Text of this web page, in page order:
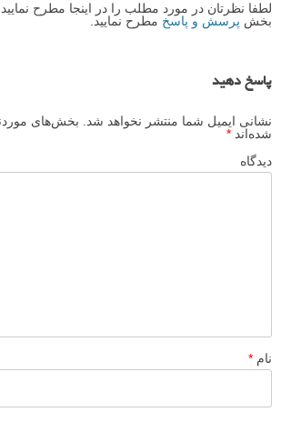
لطفا نظرتان در مورد مطلب را در اینجا مطرح
بخش پرسش و پاسخ مطرح نمایید.
پاسخ دهید
نشانی ایمیل شما منتشر نخواهد شد. بخش‌های
شده‌اند *
دیدگاه
نام *